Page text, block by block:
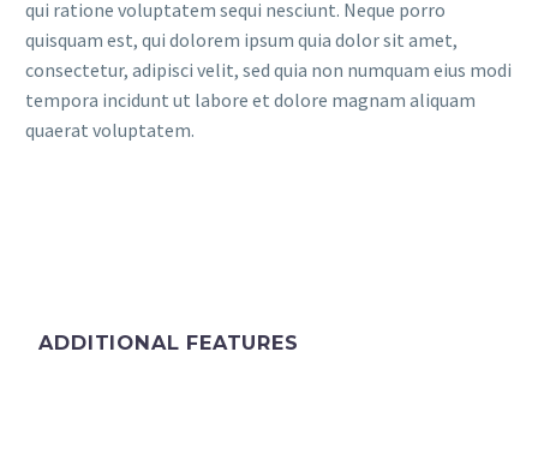
qui ratione voluptatem sequi nesciunt. Neque porro
quisquam est, qui dolorem ipsum quia dolor sit amet,
consectetur, adipisci velit, sed quia non numquam eius modi
tempora incidunt ut labore et dolore magnam aliquam
quaerat voluptatem.
ADDITIONAL FEATURES